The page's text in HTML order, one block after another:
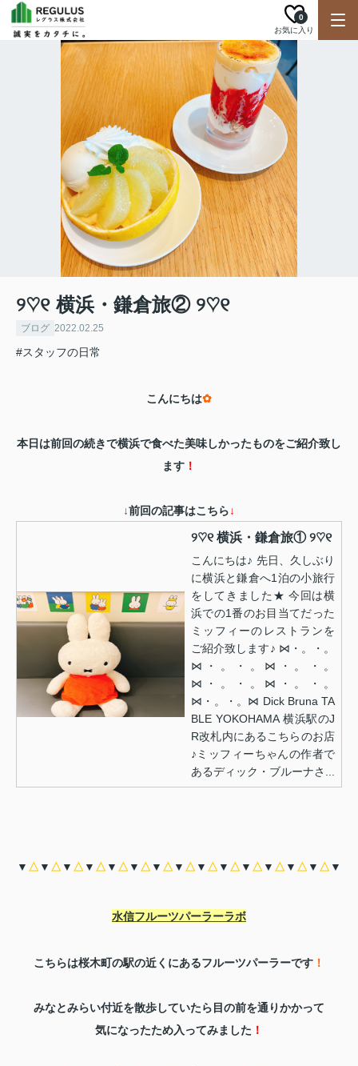
お気に入り
0
୨♡୧ 横浜・鎌倉旅② ୨♡୧
ブログ 2022.02.25
#スタッフの日常
こんにちは✿
本日は前回の続きで横浜で食べた美味しかったものをご紹介致し
ます ！
↓前回の記事はこちら↓
୨♡୧ 横浜・鎌倉旅① ୨♡୧
こんにちは♪ 先日、久しぶり
に横浜と鎌倉へ1泊の小旅行
をしてきました★ 今回は横
浜での1番のお目当てだった
ミッフィーのレストランを
ご紹介致します♪ ⋈・。・。
⋈・。・。⋈・。・。
⋈・。・。⋈・。・。
⋈・。・。⋈ Dick Bruna TA
BLE YOKOHAMA 横浜駅のJ
R改札内にあるこちらのお店
♪ミッフィーちゃんの作者で
あるディック・ブルーナさ...
▼ △ ▼ △ ▼ △ ▼ △ ▼ △ ▼ △ ▼ △ ▼ △ ▼ △ ▼ △ ▼ △ ▼ △ ▼ △ ▼ △ ▼
水信フルーツパーラーラボ
こちらは桜木町の駅の近くにあるフルーツパーラーです ！
みなとみらい付近を散歩していたら目の前を通りかかって
気になったため入ってみました ！